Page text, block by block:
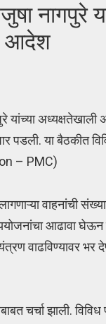
नागपुरे
आदेश
यांच्या
पडली. या बैठकीत
– PMC)
वाहनांची
आढावा
वाढविण्यावर भर
चर्चा झाली.